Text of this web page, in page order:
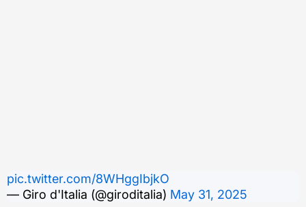
pic.twitter.com/8WHggIbjkO
— Giro d'Italia (@giroditalia) May 31, 2025